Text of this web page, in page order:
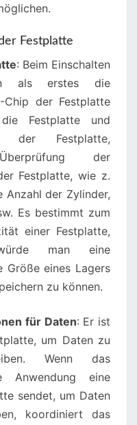
Festplatte
: Beim Einschalten
als erstes die
Chip der Festplatte
Festplatte und
der Festplatte,
der
Festplatte, wie z.
Anzahl der Zylinder,
Es bestimmt zum
einer Festplatte,
man eine
Größe eines Lagers
zu können.
für Daten: Er ist
um Daten zu
Wenn das
Anwendung eine
sendet, um Daten
koordiniert das